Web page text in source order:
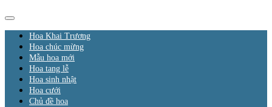
Hoa Khai Trương
Hoa chúc mừng
Mẫu hoa mới
Hoa tang lễ
Hoa sinh nhật
Hoa cưới
Chủ đề hoa